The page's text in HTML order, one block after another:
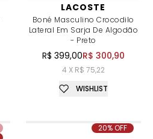
LACOSTE
Boné Masculino Crocodilo
Lateral Em Sarja De Algodão
- Preto
R$ 399,00R$ 300,90
4 X R$ 75,22
WISHLIST
20% OFF